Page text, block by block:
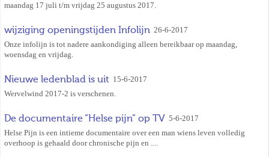
maandag 17 juli t/m vrijdag 25 augustus 2017.
wijziging openingstijden Infolijn 26-6-2017
Onze infolijn is tot nadere aankondiging alleen bereikbaar op maandag,
woensdag en vrijdag.
Nieuwe ledenblad is uit 15-6-2017
Wervelwind 2017-2 is verschenen.
De documentaire “Helse pijn” op TV 5-6-2017
Helse Pijn is een intieme documentaire over een man wiens leven volledig
overhoop is gehaald door chronische pijn en ....